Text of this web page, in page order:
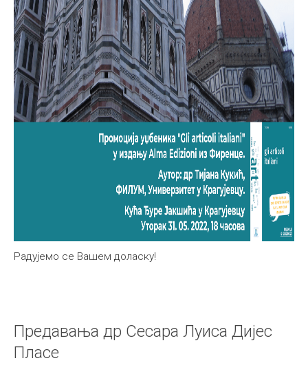
Радујемо се Вашем доласку!
Предавања др Сесара Луиса Дијес
Пласе